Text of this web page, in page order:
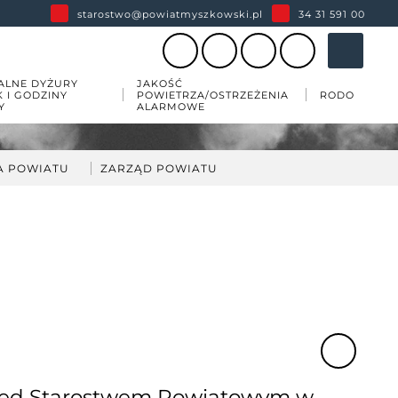
starostwo@powiatmyszkowski.pl 34 31 591 00
DYŻURY
I GODZINY
JAKOŚĆ
POWIETRZA/OSTRZEŻENIA
ALARMOWE
RODO
POWIATU ZARZĄD POWIATU